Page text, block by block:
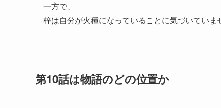
一方で、
梓は自分が火種になっていることに気づいていま
第10話は物語のどの位置か